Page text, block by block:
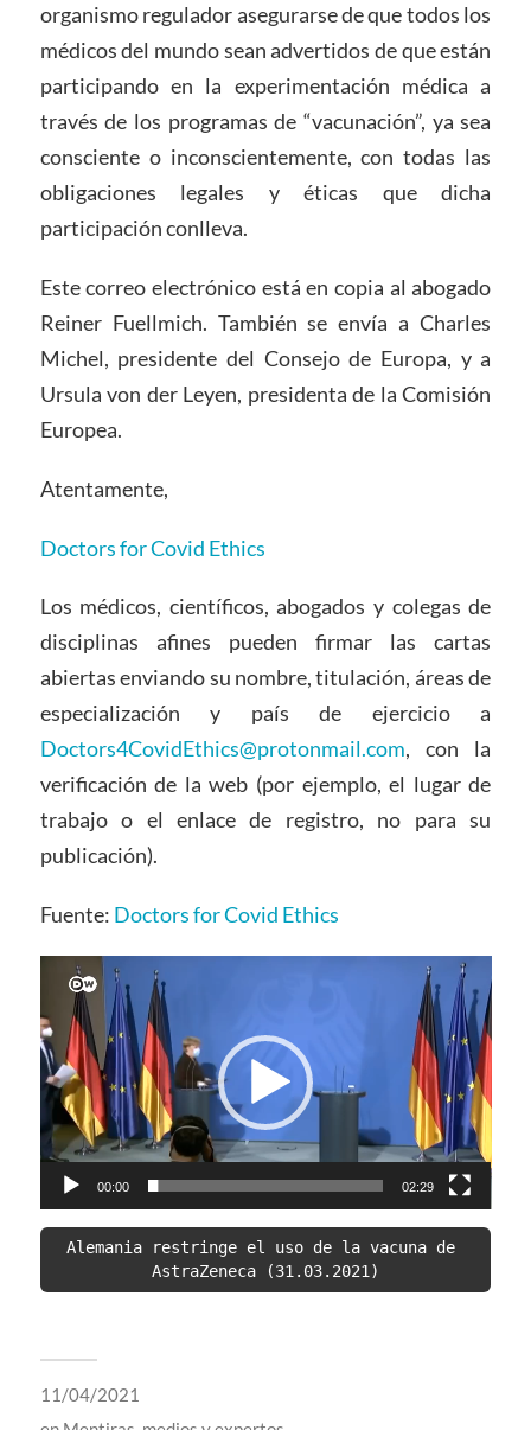
organismo regulador asegurarse de que todos los
médicos del mundo sean advertidos de que están
participando en la experimentación médica a
través de los programas de “vacunación”, ya sea
consciente o inconscientemente, con todas las
obligaciones legales y éticas que dicha
participación conlleva.
Este correo electrónico está en copia al abogado
Reiner Fuellmich. También se envía a Charles
Michel, presidente del Consejo de Europa, y a
Ursula von der Leyen, presidenta de la Comisión
Europea.
Atentamente,
Doctors for Covid Ethics
Los médicos, científicos, abogados y colegas de
disciplinas afines pueden firmar las cartas
abiertas enviando su nombre, titulación, áreas de
especialización y país de ejercicio a
Doctors4CovidEthics@protonmail.com, con la
verificación de la web (por ejemplo, el lugar de
trabajo o el enlace de registro, no para su
publicación).
Fuente: Doctors for Covid Ethics
Video
Player
00:00 02:29
Alemania restringe el uso de la vacuna de
AstraZeneca (31.03.2021)
11/04/2021